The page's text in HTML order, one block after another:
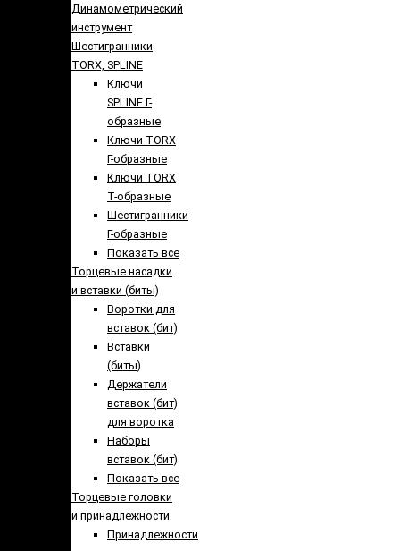
Динамометрический
инструмент
Шестигранники
TORX, SPLINE
Ключи
SPLINE Г-
образные
Ключи TORX
Г-образные
Ключи TORX
Т-образные
Шестигранники
Г-образные
Показать все
Торцевые насадки
и вставки (биты)
Воротки для
вставок (бит)
Вставки
(биты)
Держатели
вставок (бит)
для воротка
Наборы
вставок (бит)
Показать все
Торцевые головки
и принадлежности
Принадлежности